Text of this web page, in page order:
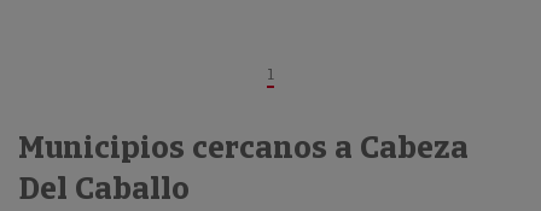
1
Municipios cercanos a Cabeza
Del Caballo